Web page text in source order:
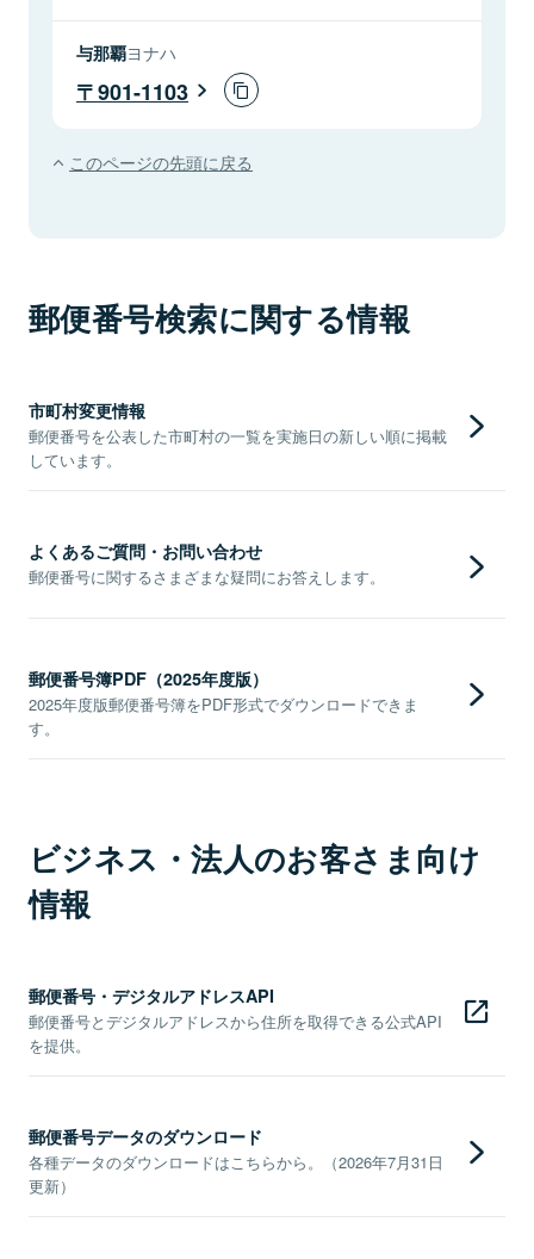
与那覇ヨナハ
901-1103
このページの先頭に戻る
郵便番号検索に関する情報
市町村変更情報
郵便番号を公表した市町村の一覧を実施日の新しい順に掲載
しています。
よくあるご質問・お問い合わせ
郵便番号に関するさまざまな疑問にお答えします。
郵便番号簿PDF（2025年度版）
2025年度版郵便番号簿をPDF形式でダウンロードできま
す。
ビジネス・法人のお客さま向け
情報
郵便番号・デジタルアドレスAPI
郵便番号とデジタルアドレスから住所を取得できる公式API
を提供。
郵便番号データのダウンロード
各種データのダウンロードはこちらから。（2026年7月31日
更新）